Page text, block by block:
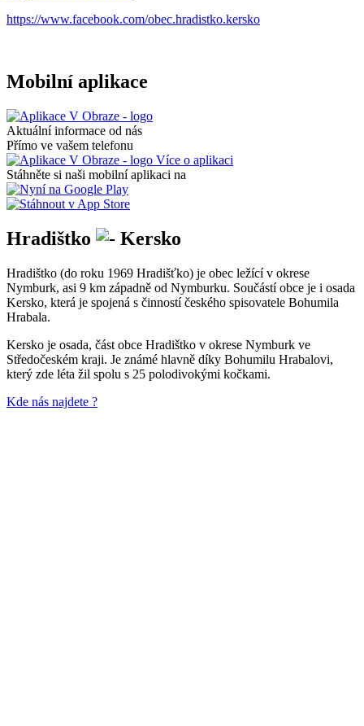
https://www.facebook.com/obec.hradistko.kersko
Mobilní aplikace
Aktuální informace od nás
Přímo ve vašem telefonu
Více o aplikaci
Stáhněte si naši mobilní aplikaci na
Hradištko Kersko
Hradištko (do roku 1969 Hradišťko) je obec ležící v okrese
Nymburk, asi 9 km západně od Nymburku. Součástí obce je i osada
Kersko, která je spojená s činností českého spisovatele Bohumila
Hrabala.
Kersko je osada, část obce Hradištko v okrese Nymburk ve
Středočeském kraji. Je známé hlavně díky Bohumilu Hrabalovi,
který zde léta žil spolu s 25 polodivokými kočkami.
Kde nás najdete ?